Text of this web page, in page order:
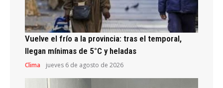
Vuelve el frío a la provincia: tras el temporal,
llegan mínimas de 5°C y heladas
Clima jueves 6 de agosto de 2026